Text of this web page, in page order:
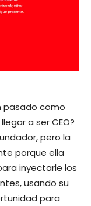
pasado como
a ser CEO?
pero la
porque ella
inyectarle los
usando su
para